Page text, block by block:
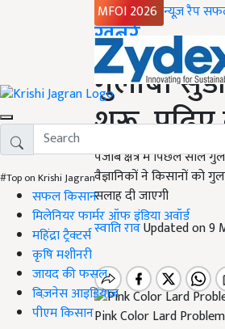
MFOI 2026 न्यूज़ रैप
#Top on Krishi Jagran
सफल किसान
मिलेनियर फार्मर ऑफ इंडिया अवॉर्ड
महिंद्रा ट्रैक्टर्स
कृषि मशीनरी
जायद की फसल
बिज़नेस आइडियाज
पीएम किसान
Home
ख़बरें
गुलाबी
शुरू, पढ़िए
पंजाब क्षेत्र में पिछले साल
वैज्ञानिकों ने किसानों को
सलाह दी जाएगी
स्वाति रावUpdated on 9
Pink Color Lard